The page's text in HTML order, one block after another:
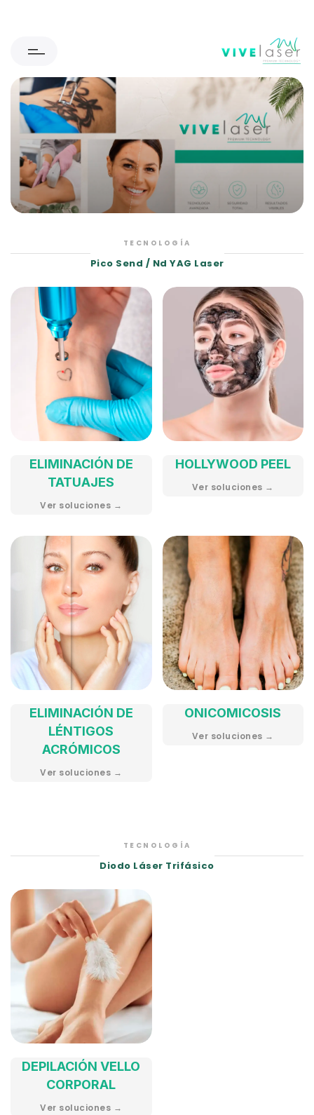
TECNOLOGÍA
Pico Send / Nd YAG Laser
ELIMINACIÓN DE
TATUAJES
Ver soluciones →
HOLLYWOOD PEEL
Ver soluciones →
ELIMINACIÓN DE
LÉNTIGOS
ACRÓMICOS
Ver soluciones →
ONICOMICOSIS
Ver soluciones →
TECNOLOGÍA
Diodo Láser Trifásico
DEPILACIÓN VELLO
CORPORAL
Ver soluciones →